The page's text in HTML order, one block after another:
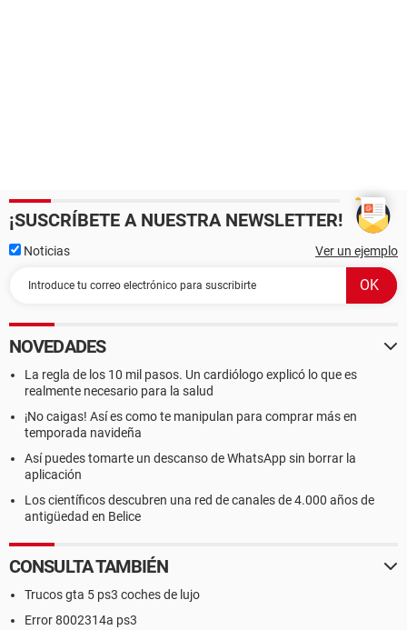
¡SUSCRÍBETE A NUESTRA NEWSLETTER!
Noticias Ver un ejemplo
NOVEDADES
La regla de los 10 mil pasos. Un cardiólogo explicó lo que es
realmente necesario para la salud
¡No caigas! Así es como te manipulan para comprar más en
temporada navideña
Así puedes tomarte un descanso de WhatsApp sin borrar la
aplicación
Los científicos descubren una red de canales de 4.000 años de
antigüedad en Belice
CONSULTA TAMBIÉN
Trucos gta 5 ps3 coches de lujo
Error 8002314a ps3